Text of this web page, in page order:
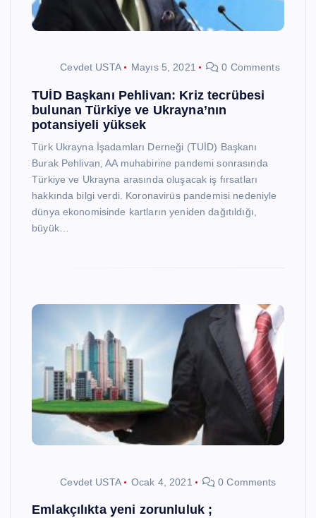
Cevdet USTA Mayıs 5, 2021 0 Comments
TUİD Başkanı Pehlivan: Kriz tecrübesi
bulunan Türkiye ve Ukrayna’nın
potansiyeli yüksek
Türk Ukrayna İşadamları Derneği (TUİD) Başkanı
Burak Pehlivan, AA muhabirine pandemi sonrasında
Türkiye ve Ukrayna arasında oluşacak iş fırsatları
hakkında bilgi verdi. Koronavirüs pandemisi nedeniyle
dünya ekonomisinde kartların yeniden dağıtıldığı,
büyük…
Cevdet USTA Ocak 4, 2021 0 Comments
Emlakçılıkta yeni zorunluluk ;